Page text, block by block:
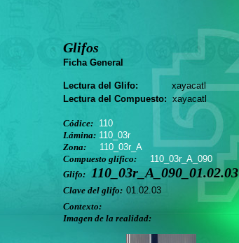
Glifos
Ficha General
Lectura del Glifo: xayacatl
Lectura del Compuesto: xayacatl
Códice: 110
Lámina: 110_03r
Zona:
110_03r_A
Compuesto glífico:
110_03r_A_090
Glifo:
110_03r_A_090_01.02.03
Clave del glifo: 01.02.03
Contexto:
Imagen de la realidad: